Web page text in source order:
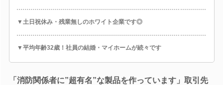
▼土日祝休み・残業無しのホワイト企業です◎
▼平均年齢32歳！社員の結婚・マイホームが続々です
「消防関係者に”超有名”な製品を作っています」取引先